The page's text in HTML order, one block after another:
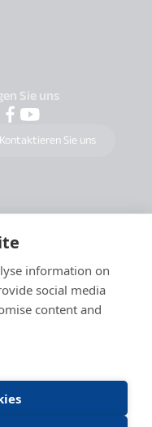
information on
social media
content and
Sie uns
Kontaktieren Sie uns